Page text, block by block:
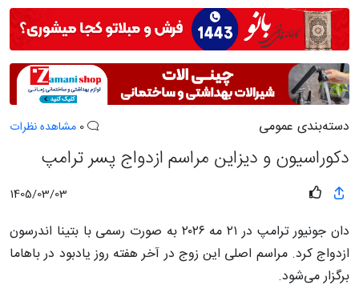
دسته‌بندی عمومی مشاهده نظرات
دکوراسیون و دیزاین مراسم ازدواج پسر ترامپ
1405/03/03
دان جونیور ترامپ در ۲۱ مه ۲۰۲۶ به صورت رسمی با بتینا اندرسون
ازدواج کرد. مراسم اصلی این زوج در آخر هفته روز یادبود در باهاما
برگزار می‌شود.